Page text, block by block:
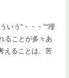
いう”・・・””理
ることが多々あ
えることは、苦